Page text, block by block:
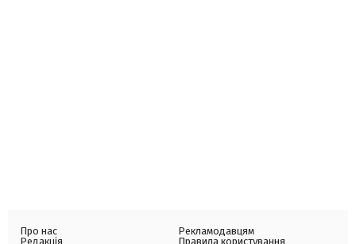
Про нас
Редакція
Рекламодавцям
Правила користування